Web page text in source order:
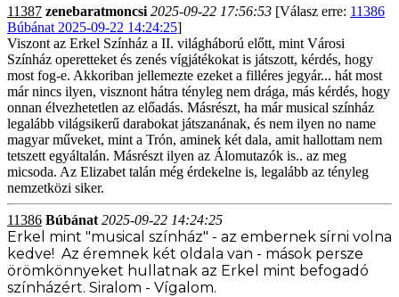
11387 zenebaratmoncsi 2025-09-22 17:56:53 [Válasz erre: 11386
Búbánat 2025-09-22 14:24:25]
Viszont az Erkel Színház a II. világháború előtt, mint Városi
Színház operetteket és zenés vígjátékokat is játszott, kérdés, hogy
most fog-e. Akkoriban jellemezte ezeket a filléres jegyár... hát most
már nincs ilyen, visznont hátra tényleg nem drága, más kérdés, hogy
onnan élvezhetetlen az előadás. Másrészt, ha már musical színház
legalább világsikerű darabokat játszanának, és nem ilyen no name
magyar műveket, mint a Trón, aminek két dala, amit hallottam nem
tetszett egyáltalán. Másrészt ilyen az Álomutazók is.. az meg
micsoda. Az Elizabet talán még érdekelne is, legalább az tényleg
nemzetközi siker.
11386 Búbánat 2025-09-22 14:24:25
Erkel mint "musical színház" - az embernek sírni volna
kedve! Az éremnek két oldala van - mások persze
örömkönnyeket hullatnak az Erkel mint befogadó
színházért. Siralom - Vígalom.